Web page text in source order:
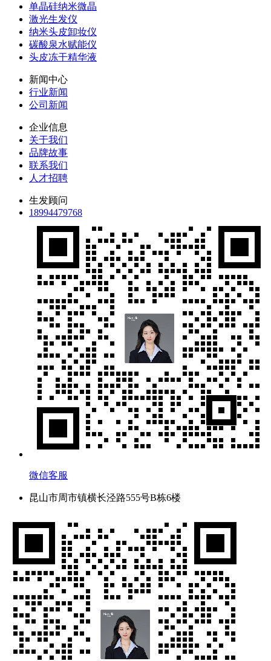
单晶硅纳米微晶
激光生发仪
纳米头皮卸妆仪
碳酸泉水赋能仪
头皮冻干精华液
新闻中心
行业新闻
公司新闻
企业信息
关于我们
品牌故事
联系我们
人才招聘
生发顾问
18994479768
微信客服
昆山市周市镇横长泾路555号B栋6楼